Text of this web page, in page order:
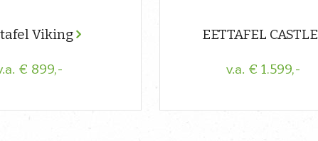
Viking
€ 899,-
EETTAFEL CASTLE
v.a. € 1.599,-